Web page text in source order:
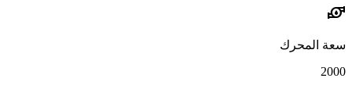
water_pump
سعة المحرك
2000